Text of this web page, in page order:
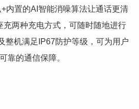
内置的AI智能消噪算法让通话更清
充两种充电方式，可随时随地进行
整机满足IP67防护等级，可为用户
靠的通信保障。